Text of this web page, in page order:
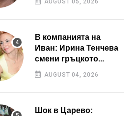
AUGUST 05, 2026
В компанията на
Иван: Ирина Тенчева
смени гръцкото...
AUGUST 04, 2026
Шок в Царево: